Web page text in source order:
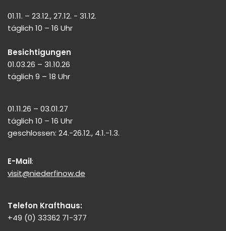
01.11. – 23.12., 27.12. - 31.12.
täglich 10 – 16 Uhr
Besichtigungen
01.03.26 – 31.10.26
täglich 9 – 18 Uhr
01.11.26 – 03.01.27
täglich 10 – 16 Uhr
geschlossen: 24.-26.12., 4.1.-1.3.
E-Mail:
visit@niederfinow.de
Telefon Krafthaus:
+49 (0) 33362 71-377